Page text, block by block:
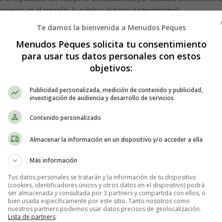
en el corazón, la pelvis y el tracto gastrointestinal.
orgánico no distinguen entre un órgano y otro o entre diferentes
parte de sí mismo puede provocar la formación de tejido cicatricial.
ocurre en asociación con adherencias es una complicación
de una adhesión que tira de un nervio o causa una obstrucción
y heces a través de los intestinos.
pueden causar complicaciones, como la infertilidad femenina.
de adherencias. Casi todas las personas que se someten a una
de tamaño a medida que pasa el tiempo y, en consecuencia,
con agentes no biológicos como la gasa y la deshidratación de los
después de una cirugía abdominal.
Te damos la bienvenida a Menudos Peques
Menudos Peques solicita tu consentimiento
para usar tus datos personales con estos
objetivos:
Publicidad personalizada, medición de contenido y publicidad,
investigación de audiencia y desarrollo de servicios
Contenido personalizado
Almacenar la información en un dispositivo y/o acceder a ella
Más información
Tus datos personales se tratarán y la información de tu dispositivo
(cookies, identificadores únicos y otros datos en el dispositivo) podrá
ser almacenada y consultada por 3 partners y compartida con ellos, o
bien usada específicamente por este sitio. Tanto nosotros como
nuestros partners podemos usar datos precisos de geolocalización.
Lista de partners.